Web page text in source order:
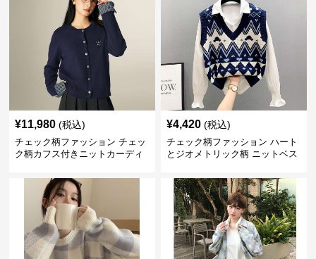
¥11,980 (税込)
チェック柄ファッション チェッ
ク柄カフス付きニットカーディ
¥4,420 (税込)
チェック柄ファッション ハート
とジオメトリック柄 ニットベス